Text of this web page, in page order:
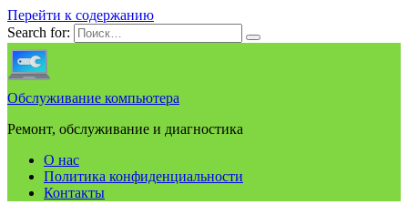
Перейти к содержанию
Search for:
Обслуживание компьютера
Ремонт, обслуживание и диагностика
О нас
Политика конфиденциальности
Контакты